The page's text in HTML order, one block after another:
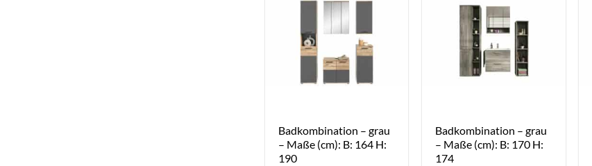
Badkombination – grau
– Maße (cm): B: 164 H:
190
Badkombination – grau
– Maße (cm): B: 170 H:
174